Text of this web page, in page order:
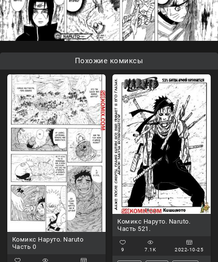
Похожие комиксы
Комикс Наруто. Naruto
Часть 0
Комикс Наруто. Naruto.
Часть 521.
9 7.1K 2022-10-25